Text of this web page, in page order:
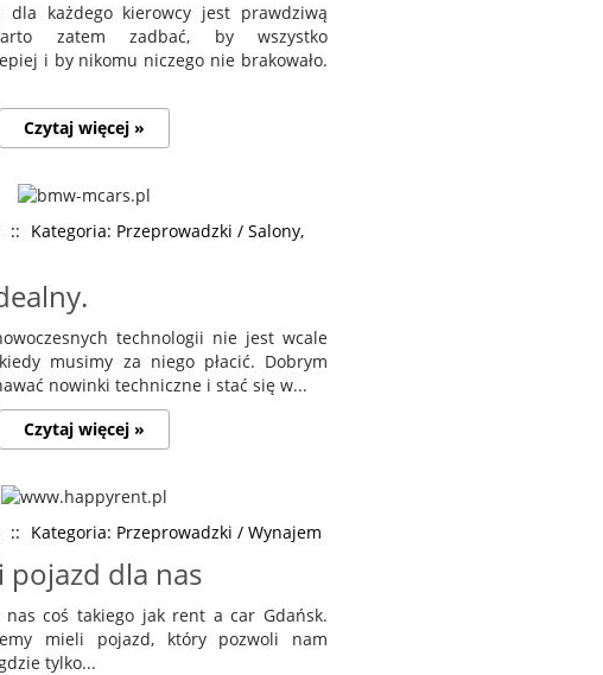
dla każdego kierowcy jest prawdziwą
zatem zadbać, by wszystko
i by nikomu niczego nie brakowało.
Czytaj więcej »
:: Kategoria: Przeprowadzki / Salony,
technologii nie jest wcale
musimy za niego płacić. Dobrym
nowinki techniczne i stać się w...
Czytaj więcej »
:: Kategoria: Przeprowadzki / Wynajem
dla nas
coś takiego jak rent a car Gdańsk.
mieli pojazd, który pozwoli nam
tylko...